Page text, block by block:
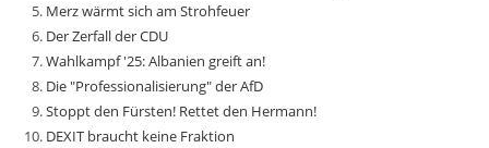
Merz wärmt sich am Strohfeuer
Der Zerfall der CDU
Wahlkampf '25: Albanien greift an!
Die "Professionalisierung" der AfD
Stoppt den Fürsten! Rettet den Hermann!
DEXIT braucht keine Fraktion